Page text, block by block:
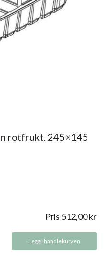
rotfrukt. 245×145
Pris 512,00kr
Legg i handlekurven